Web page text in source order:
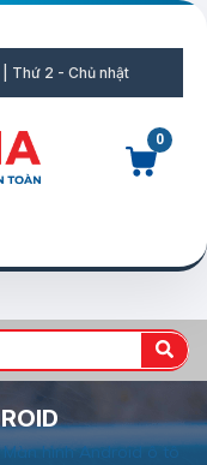
Thứ 2 - Chủ nhật
0
Màn hình Android ô tô